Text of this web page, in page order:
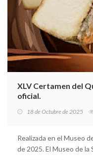
XLV Certamen del
oficial.
18 de Octubre de 2025
Realizada en el Museo
de 2025. El Museo de la